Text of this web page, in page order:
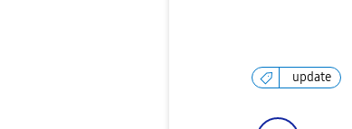
update